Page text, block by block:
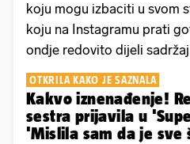
koju mogu izbaciti u svom
koju na Instagramu prati
ondje redovito dijeli
OTKRILA KAKO JE SAZNALA
Kakvo iznenađenje!
sestra prijavila u
'Mislila sam da je sve